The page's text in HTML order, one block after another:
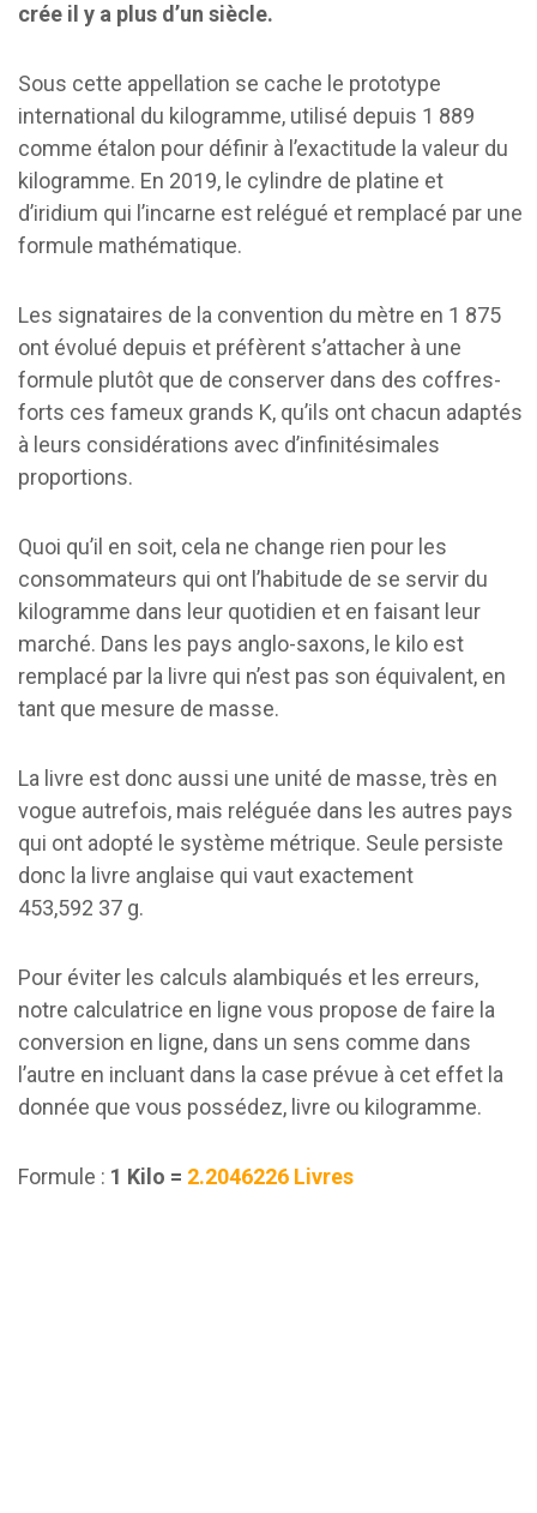
crée il y a plus d’un siècle.
Sous cette appellation se cache le prototype
international du kilogramme, utilisé depuis 1 889
comme étalon pour définir à l’exactitude la valeur du
kilogramme. En 2019, le cylindre de platine et
d’iridium qui l’incarne est relégué et remplacé par une
formule mathématique.
Les signataires de la convention du mètre en 1 875
ont évolué depuis et préfèrent s’attacher à une
formule plutôt que de conserver dans des coffres-
forts ces fameux grands K, qu’ils ont chacun adaptés
à leurs considérations avec d’infinitésimales
proportions.
Quoi qu’il en soit, cela ne change rien pour les
consommateurs qui ont l’habitude de se servir du
kilogramme dans leur quotidien et en faisant leur
marché. Dans les pays anglo-saxons, le kilo est
remplacé par la livre qui n’est pas son équivalent, en
tant que mesure de masse.
La livre est donc aussi une unité de masse, très en
vogue autrefois, mais reléguée dans les autres pays
qui ont adopté le système métrique. Seule persiste
donc la livre anglaise qui vaut exactement
453,592 37 g.
Pour éviter les calculs alambiqués et les erreurs,
notre calculatrice en ligne vous propose de faire la
conversion en ligne, dans un sens comme dans
l’autre en incluant dans la case prévue à cet effet la
donnée que vous possédez, livre ou kilogramme.
Formule : 1 Kilo = 2.2046226 Livres